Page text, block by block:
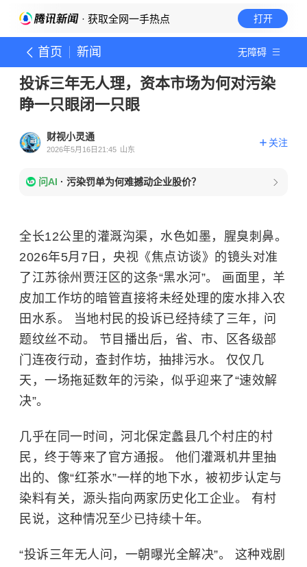
· 获取全网一手热点 打开
首页 新闻 无障碍
投诉三年无人理，资本市场为何对污染
睁一只眼闭一只眼
财视小灵通
2026年5月16日21:45 山东
关注
问AI · 污染罚单为何难撼动企业股价？
全长12公里的灌溉沟渠，水色如墨，腥臭刺鼻。
2026年5月7日，央视《焦点访谈》的镜头对准
了江苏徐州贾汪区的这条“黑水河”。 画面里，羊
皮加工作坊的暗管直接将未经处理的废水排入农
田水系。 当地村民的投诉已经持续了三年，问
题纹丝不动。 节目播出后，省、市、区各级部
门连夜行动，查封作坊，抽排污水。 仅仅几
天，一场拖延数年的污染，似乎迎来了“速效解
决”。
几乎在同一时间，河北保定蠡县几个村庄的村
民，终于等来了官方通报。 他们灌溉机井里抽
出的、像“红茶水”一样的地下水，被初步认定与
染料有关，源头指向两家历史化工企业。 有村
民说，这种情况至少已持续十年。
“投诉三年无人问，一朝曝光全解决”。 这种戏剧